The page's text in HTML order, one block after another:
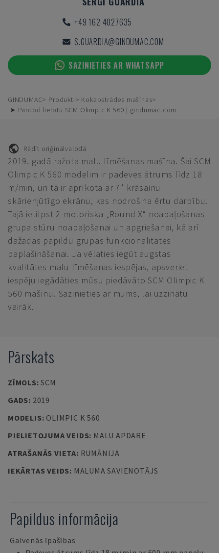
+49 162 4027635
S.GUARDIA@GINDUMAC.COM
SAZINIETIES AR WHATSAPP
GINDUMAC Produkti
Kokapstrādes mašīnas
➤ Pārdod lietotu SCM Olimpic K 560 | gindumac.com
Rādīt oriģinālvalodā
2019. gadā ražota malu līmēšanas mašīna. Šai SCM
Olimpic K 560 modelim ir padeves ātrums līdz 18
m/min, un tā ir aprīkota ar 7" krāsainu
skārienjūtīgo ekrānu, kas nodrošina ērtu darbību.
Tajā ietilpst 2-motoriska „Round X“ noapaļošanas
grupa stūru noapaļošanai un apgriešanai, kā arī
dažādas papildu grupas funkcionalitātes
paplašināšanai. Ja vēlaties iegūt augstas
kvalitātes malu līmēšanas iespējas, apsveriet
iespēju iegādāties mūsu piedāvāto SCM Olimpic K
560 mašīnu. Sazinieties ar mums, lai uzzinātu
vairāk.
Pārskats
ZĪMOLS:SCM
GADS: 2019
MODELIS: OLIMPIC K 560
PIELIETOJUMA VEIDS: MALU APDARE
ATRAŠANĀS VIETA: RUMĀNIJA
IEKĀRTAS VEIDS: MALUMA SAVIENOTĀJS
Papildus informācija
Galvenās īpašības